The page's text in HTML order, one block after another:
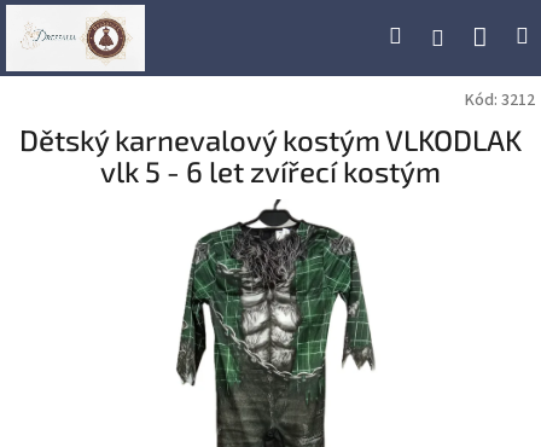
Přejít
Hledat Přihlášení
Kód: 3212
Dětský karnevalový kostým VLKODLAK
vlk 5 - 6 let zvířecí kostým